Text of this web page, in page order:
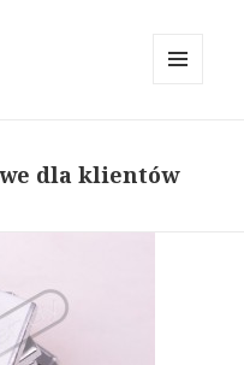
dla klientów